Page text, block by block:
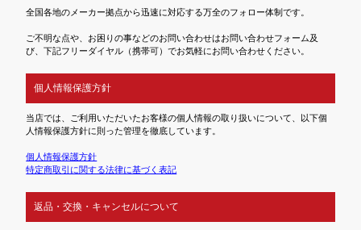
全国各地のメーカー拠点から迅速に対応する万全のフォロー体制です。
ご不明な点や、お困りの事などのお問い合わせはお問い合わせフォーム及
び、下記フリーダイヤル（携帯可）でお気軽にお問い合わせください。
個人情報保護方針
当店では、ご利用いただいたお客様の個人情報の取り扱いについて、以下個
人情報保護方針に則った管理を徹底しています。
個人情報保護方針
特定商取引に関する法律に基づく表記
返品・交換・キャンセルについて